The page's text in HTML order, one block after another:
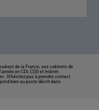
est de la France, ses cabinets de
en CDI, CDD et intérim.
. N’hésitez pas à prendre contact
bien au poste décrit dans